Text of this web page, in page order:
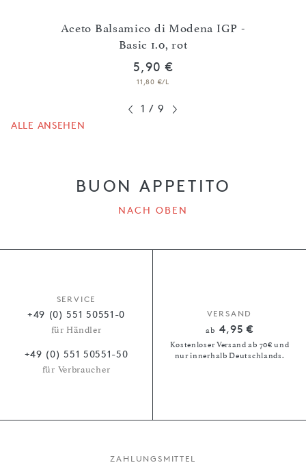
Aceto Balsamico di Modena IGP -
Basic 1.0, rot
5,90 €
11,80 €/L
1 / 9
ALLE ANSEHEN
BUON APPETITO
NACH OBEN
SERVICE
+49 (0) 551 50551-0
für Händler
+49 (0) 551 50551-50
für Verbraucher
VERSAND
ab 4,95 €
Kostenloser Versand ab 70€ und
nur innerhalb Deutschlands.
ZAHLUNGSMITTEL